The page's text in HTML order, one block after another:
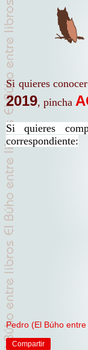
Si quieres
2019, pincha
Si quieres
correspondiente:
Pedro (El Búho entre
Compartir